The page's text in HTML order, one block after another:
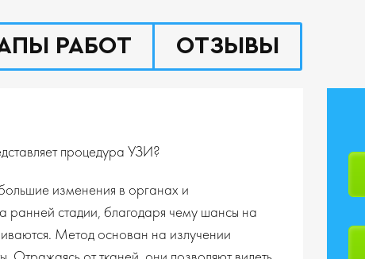
РАБОТ ОТЗЫВЫ
процедура УЗИ?
изменения в органах и
ранней стадии, благодаря чему шансы на
Метод основан на излучении